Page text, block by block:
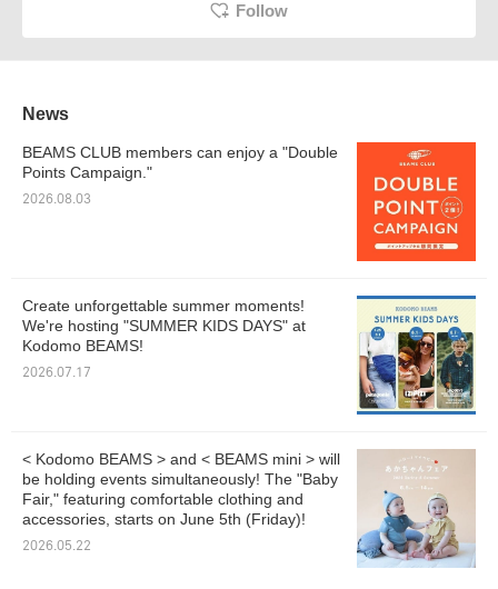
Follow
News
BEAMS CLUB members can enjoy a "Double
Points Campaign."
2026.08.03
Create unforgettable summer moments!
We're hosting "SUMMER KIDS DAYS" at
Kodomo BEAMS!
2026.07.17
< Kodomo BEAMS > and < BEAMS mini > will
be holding events simultaneously! The "Baby
Fair," featuring comfortable clothing and
accessories, starts on June 5th (Friday)!
2026.05.22